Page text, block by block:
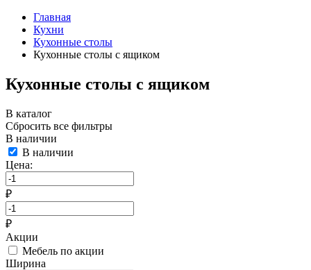
Главная
Кухни
Кухонные столы
Кухонные столы с ящиком
Кухонные столы с ящиком
В каталог
Сбросить все фильтры
В наличии
В наличии
Цена:
₽
₽
Акции
Мебель по акции
Ширина